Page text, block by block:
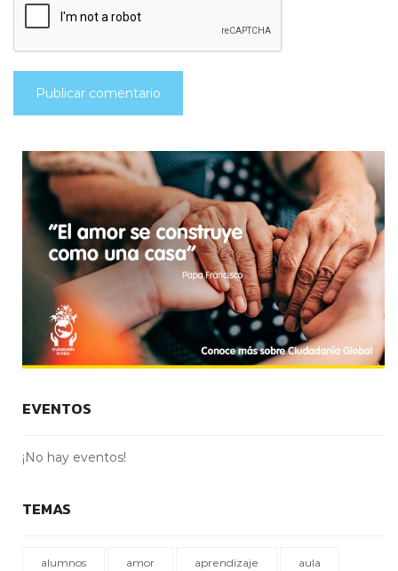
EVENTOS
¡No hay eventos!
TEMAS
alumnos amor aprendizaje aula